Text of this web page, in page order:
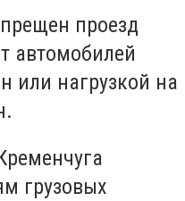
проезд
автомобилей
или нагрузкой на
грузовых